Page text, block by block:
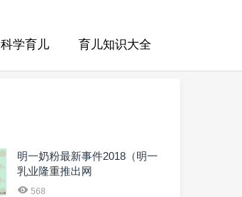
科学育儿 育儿知识大全
明一奶粉最新事件2018（明一
乳业隆重推出网
568